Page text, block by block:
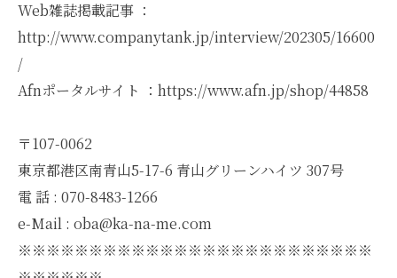
Web雑誌掲載記事 ：
http://www.companytank.jp/interview/202305/16600
/
Afnポータルサイト ：https://www.afn.jp/shop/44858
〒107-0062
東京都港区南青山5-17-6 青山グリーンハイツ 307号
電 話 : 070-8483-1266
e-Mail : oba@ka-na-me.com
※※※※※※※※※※※※※※※※※※※※※※※※※